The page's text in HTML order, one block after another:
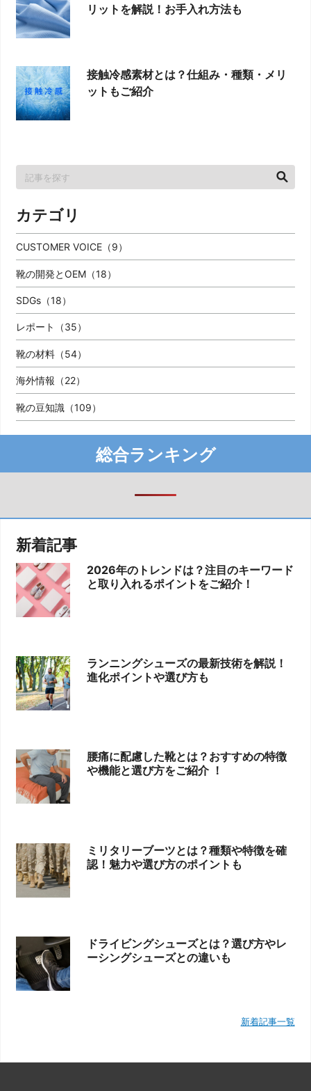
リットを解説！お手入れ方法も
接触冷感素材とは？仕組み・種類・メリ
ットもご紹介
総合ランキング
新着記事
2026年のトレンドは？注目のキーワード
と取り入れるポイントをご紹介！
ランニングシューズの最新技術を解説！
進化ポイントや選び方も
腰痛に配慮した靴とは？おすすめの特徴
や機能と選び方をご紹介 ！
ミリタリーブーツとは？種類や特徴を確
認！魅力や選び方のポイントも
ドライビングシューズとは？選び方やレ
ーシングシューズとの違いも
新着記事一覧
カテゴリ
CUSTOMER VOICE（9）
靴の開発とOEM（18）
SDGs（18）
レポート（35）
靴の材料（54）
海外情報（22）
靴の豆知識（109）